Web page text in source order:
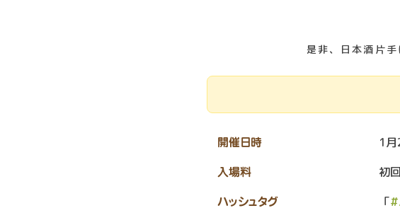
是非、日本酒片
開催日時 1
入場料 初
ハッシュタグ 「#